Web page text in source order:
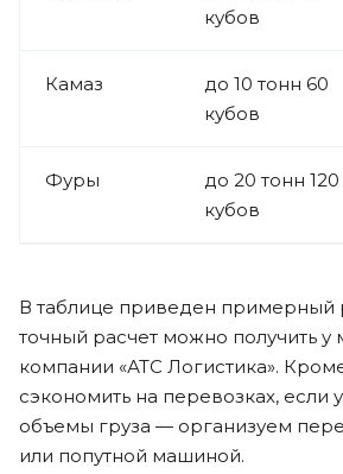
кубов
Камаз
до 10 тонн 60
кубов
Фуры
до 20 тонн 120
кубов
В таблице приведен примерный
точный расчет можно получить
компании «АТС Логистика».
сэкономить на перевозках, если
объемы груза — организуем
или попутной машиной.